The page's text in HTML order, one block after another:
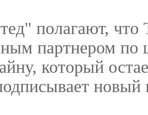
полагают, что
партнером по
который
новый